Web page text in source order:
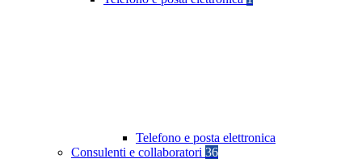
Telefono e posta elettronica
Consulenti e collaboratori 36